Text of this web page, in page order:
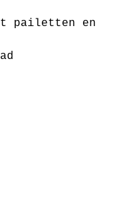
pailetten en